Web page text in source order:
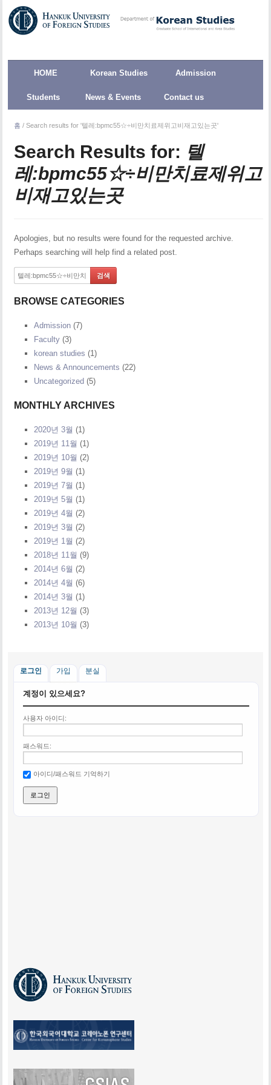
HOME Korean Studies Admission
Students News & Events Contact us
홈 /Search results for '텔레:bpmc55☆÷비만치료제위고비재고있는곳'
Search Results for: 텔
레:bpmc55☆÷비만치료제위고
비재고있는곳
Apologies, but no results were found for the requested archive.
Perhaps searching will help find a related post.
BROWSE CATEGORIES
Admission (7)
Faculty (3)
korean studies (1)
News & Announcements (22)
Uncategorized (5)
MONTHLY ARCHIVES
2020년 3월 (1)
2019년 11월 (1)
2019년 10월 (2)
2019년 9월 (1)
2019년 7월 (1)
2019년 5월 (1)
2019년 4월 (2)
2019년 3월 (2)
2019년 1월 (2)
2018년 11월 (9)
2014년 6월 (2)
2014년 4월 (6)
2014년 3월 (1)
2013년 12월 (3)
2013년 10월 (3)
로그인 가입 분실
계정이 있으세요?
사용자 아이디:
패스워드:
아이디/패스워드 기억하기